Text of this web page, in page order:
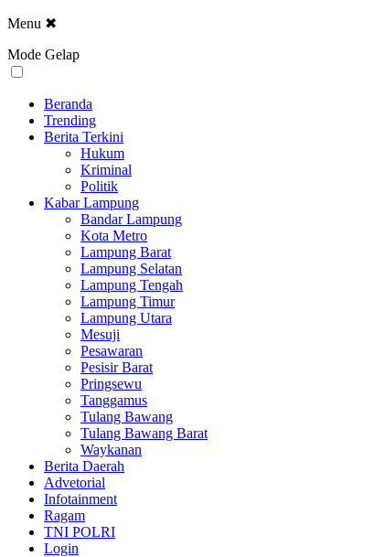
Menu ✖
Mode Gelap
Beranda
Trending
Berita Terkini
Hukum
Kriminal
Politik
Kabar Lampung
Bandar Lampung
Kota Metro
Lampung Barat
Lampung Selatan
Lampung Tengah
Lampung Timur
Lampung Utara
Mesuji
Pesawaran
Pesisir Barat
Pringsewu
Tanggamus
Tulang Bawang
Tulang Bawang Barat
Waykanan
Berita Daerah
Advetorial
Infotainment
Ragam
TNI POLRI
Login